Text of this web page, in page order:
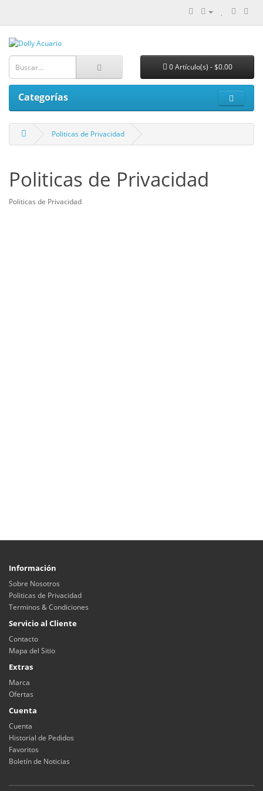
0 Artículo(s) - $0.00
Categorías
Politicas de Privacidad
Politicas de Privacidad
Politicas de Privacidad
Información
Sobre Nosotros
Politicas de Privacidad
Terminos & Condiciones
Servicio al Cliente
Contacto
Mapa del Sitio
Extras
Marca
Ofertas
Cuenta
Cuenta
Historial de Pedidos
Favoritos
Boletín de Noticias